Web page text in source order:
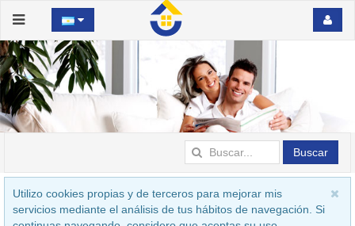
Buscar
Utilizo cookies propias y de terceros para mejorar mis
servicios mediante el análisis de tus hábitos de navegación. Si